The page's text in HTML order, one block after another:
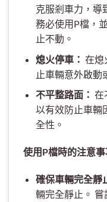
克服剎車力，導
務必使用P檔，
止不動。
熄火停車： 在熄
止車輛意外啟動
不平整路面： 在
以有效防止車輛
全性。
使用P檔時的注意事
確保車輛完全靜
輛完全靜止。